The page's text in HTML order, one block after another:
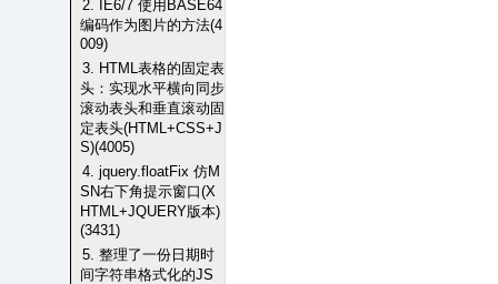
2. IE6/7 使用BASE64
编码作为图片的方法(4
009)
3. HTML表格的固定表
头：实现水平横向同步
滚动表头和垂直滚动固
定表头(HTML+CSS+J
S)(4005)
4. jquery.floatFix 仿M
SN右下角提示窗口(X
HTML+JQUERY版本)
(3431)
5. 整理了一份日期时
间字符串格式化的JS